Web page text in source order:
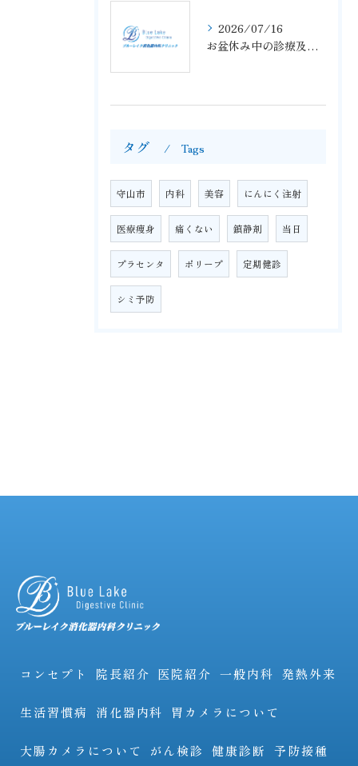
2026/07/16
お盆休み中の診療及び夏季休暇につきまして
タグ Tags
守山市 内科 美容 にんにく注射
医療痩身 痛くない 鎮静剤 当日
プラセンタ ポリープ 定期健診
シミ予防
コンセプト 院長紹介 医院紹介 一般内科 発熱外来
生活習慣病 消化器内科 胃カメラについて
大腸カメラについて がん検診 健康診断 予防接種